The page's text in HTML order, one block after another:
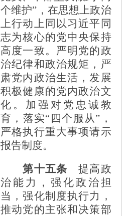
个维护”，在思想上政治
上行动上同以习近平同
志为核心的党中央保持
高度一致。严明党的政
治纪律和政治规矩，严
肃党内政治生活，发展
积极健康的党内政治文
化。加强对党忠诚教
育，落实“四个服从”，
严格执行重大事项请示
报告制度。
第十五条 提高政
治能力，强化政治担
当，强化制度执行力，
推动党的主张和决策部